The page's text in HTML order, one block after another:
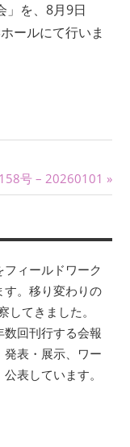
」を、8月9日
ールにて行いま
号 – 20260101
ィールドワーク
。移り変わりの
てきました。
回刊行する会報
発表・展示、ワー
表しています。